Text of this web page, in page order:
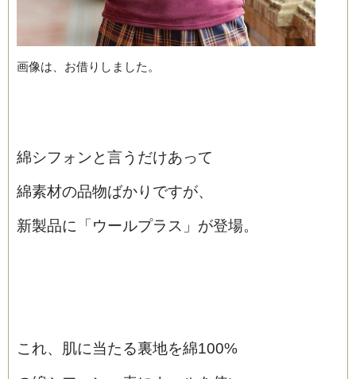
画像は、お借りしました。
綿シフォンと言うだけあって
綿素材の品物ばかりですが、
新製品に「ウールプラス」が登場。
これ、肌に当たる裏地を綿100%